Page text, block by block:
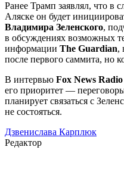
Ранее Трамп заявлял, что в
Аляске он будет
Владимира Зеленского,
в обсуждениях возможных
информации The Guardian,
после первого саммита, но
В интервью Fox News Radio
его приоритет —
планирует связаться с
не состояться.
Дзвенислава Карплюк
Редактор